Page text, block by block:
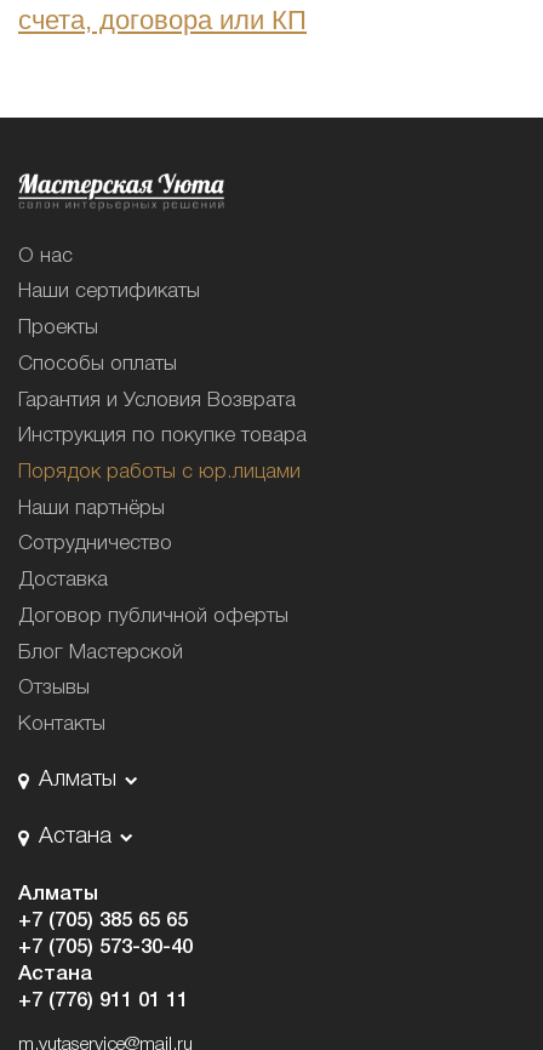
счета, договора или КП
О нас
Наши сертификаты
Проекты
Способы оплаты
Гарантия и Условия Возврата
Инструкция по покупке товара
Порядок работы с юр.лицами
Наши партнёры
Сотрудничество
Доставка
Договор публичной оферты
Блог Мастерской
Отзывы
Контакты
Алматы
Астана
Алматы
+7 (705) 385 65 65
+7 (705) 573-30-40
Астана
+7 (776) 911 01 11
m.yutaservice@mail.ru